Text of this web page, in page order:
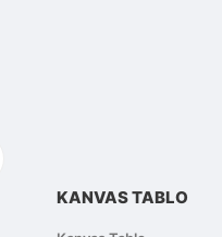
KANVAS TABLO